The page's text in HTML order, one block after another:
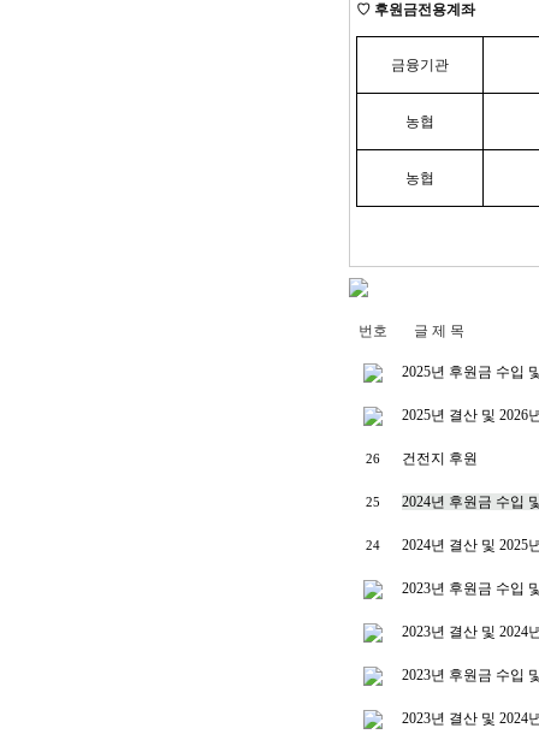
♡ 후원금전용계좌
금융기관
농협
농협
번호 글 제 목
2025년 후원금 수입
2025년 결산 및 2026
26 건전지 후원
25 2024년 후원금 수입
24 2024년 결산 및 2025
2023년 후원금 수입
2023년 결산 및 2024
2023년 후원금 수입
2023년 결산 및 2024